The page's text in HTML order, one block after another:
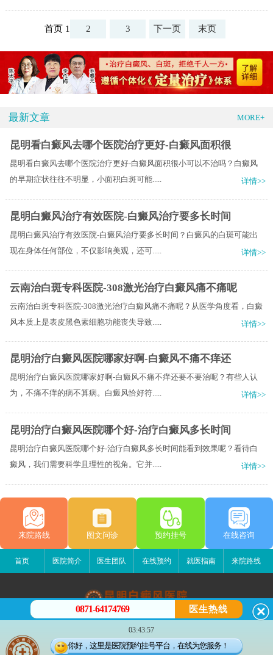
首页 1 2 3 下一页 末页
最新文章 MORE+
昆明看白癜风去哪个医院治疗更好-白癜风面积很
昆明看白癜风去哪个医院治疗更好-白癜风面积很小可以不治吗？白癜风
的早期症状往往不明显，小面积白斑可能.....
详情>>
昆明白癜风治疗有效医院-白癜风治疗要多长时间
昆明白癜风治疗有效医院-白癜风治疗要多长时间？白癜风的白斑可能出
现在身体任何部位，不仅影响美观，还可.....
详情>>
云南治白斑专科医院-308激光治疗白癜风痛不痛呢
云南治白斑专科医院-308激光治疗白癜风痛不痛呢？从医学角度看，白癜
风本质上是表皮黑色素细胞功能丧失导致.....
详情>>
昆明治疗白癜风医院哪家好啊-白癜风不痛不痒还
昆明治疗白癜风医院哪家好啊-白癜风不痛不痒还要不要治呢？有些人认
为，不痛不痒的病不算病。白癜风恰好符.....
详情>>
昆明治疗白癜风医院哪个好-治疗白癜风多长时间
昆明治疗白癜风医院哪个好-治疗白癜风多长时间能看到效果呢？看待白
癜风，我们需要科学且理性的视角。它并.....
详情>>
来院路线 图文问诊 预约挂号 在线咨询
首页 医院简介 医生团队 在线预约 就医指南 来院路线
昆明白癜风医院
昆明市五华区护国路2号
版权所有：昆明白癜风医院
0871-64174769 医生热线
03:43:57
你好，这里是医院预约挂号平台，在线为您服务！